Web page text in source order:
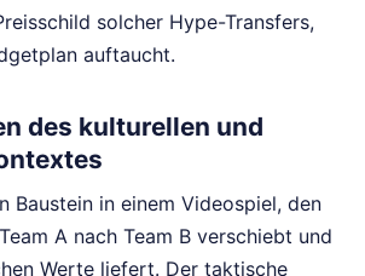
solcher Hype-Transfers,
auftaucht.
des kulturellen und
Baustein in einem Videospiel, den
A nach Team B verschiebt und
Werte liefert. Der taktische